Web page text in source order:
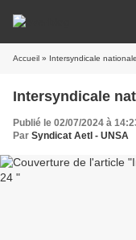
Accueil » Intersyndicale
Intersyndicale
Publié le 02/07/2024 à
Par Syndicat AetI - UNSA